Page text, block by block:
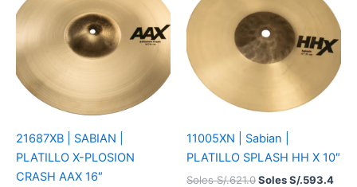
21687XB | SABIAN |
PLATILLO X-PLOSION
CRASH AAX 16″
11005XN | Sabian |
PLATILLO SPLASH HH X 10″
Soles S/.621.0
era:
Soles
S/.621.0.
Soles S/.593.4
es:
S/